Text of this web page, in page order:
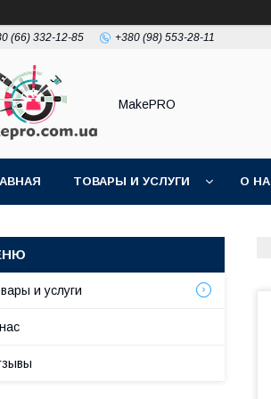
(66) 332-12-85 +380 (98) 553-28-11
MakePRO
ТОВАРЫ И УСЛУГИ О
и услуги